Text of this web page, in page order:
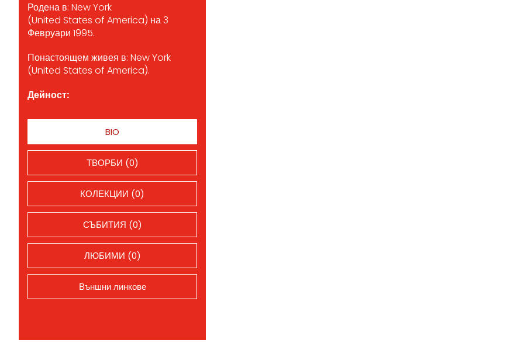
Родена в: New York
(United States of America) на 3
Февруари 1995.
Понастоящем живея в: New York
(United States of America).
Дейност:
BIO
ТВОРБИ (0)
КОЛЕКЦИИ (0)
СЪБИТИЯ (0)
ЛЮБИМИ (0)
Външни линкове